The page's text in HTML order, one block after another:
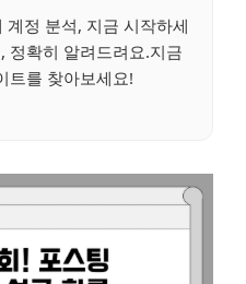
계정 분석, 지금 시작하세
정확히 알려드려요.지금
트를 찾아보세요!